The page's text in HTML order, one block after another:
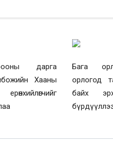
дарга
Хааны
Бага
орлогод
байх